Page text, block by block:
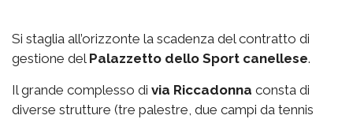
Si staglia all’orizzonte la scadenza del contratto di
gestione del Palazzetto dello Sport canellese.
Il grande complesso di via Riccadonna consta di
diverse strutture (tre palestre, due campi da tennis